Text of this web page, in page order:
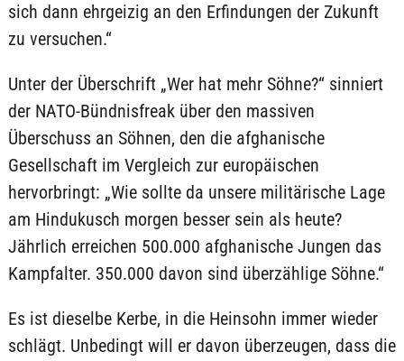
sich dann ehrgeizig an den Erfindungen der Zukunft
zu versuchen.“
Unter der Überschrift „Wer hat mehr Söhne?“ sinniert
der NATO-Bündnisfreak über den massiven
Überschuss an Söhnen, den die afghanische
Gesellschaft im Vergleich zur europäischen
hervorbringt: „Wie sollte da unsere militärische Lage
am Hindukusch morgen besser sein als heute?
Jährlich erreichen 500.000 afghanische Jungen das
Kampfalter. 350.000 davon sind überzählige Söhne.“
Es ist dieselbe Kerbe, in die Heinsohn immer wieder
schlägt. Unbedingt will er davon überzeugen, dass die